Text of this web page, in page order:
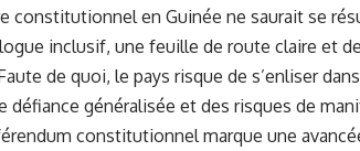
constitutionnel en Guinée ne saurait se
inclusif, une feuille de route claire et
de quoi, le pays risque de s’enliser
défiance généralisée et des risques de
constitutionnel marque une